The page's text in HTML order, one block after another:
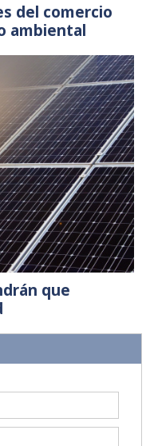
del comercio
ambiental
que